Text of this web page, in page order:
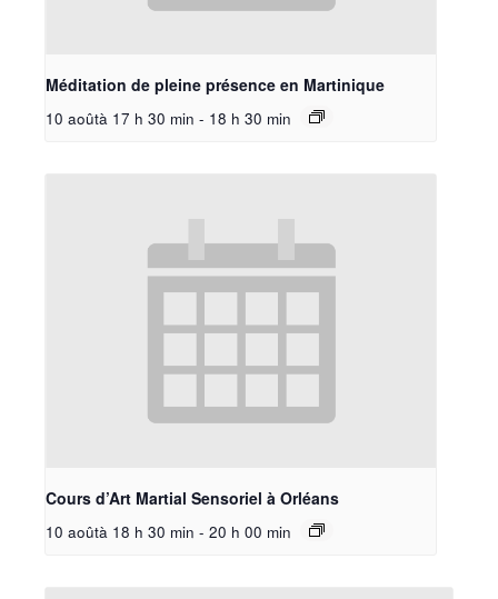
Méditation de pleine présence en Martinique
10 aoûtà 17 h 30 min - 18 h 30 min
Cours d’Art Martial Sensoriel à Orléans
10 aoûtà 18 h 30 min - 20 h 00 min